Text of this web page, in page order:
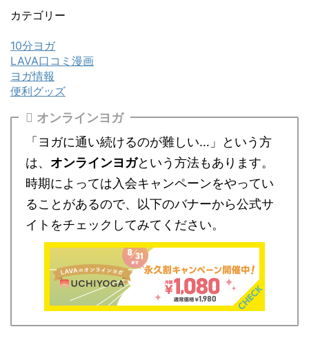
カテゴリー
10分ヨガ
LAVA口コミ漫画
ヨガ情報
便利グッズ
オンラインヨガ
「ヨガに通い続けるのが難しい…」という方
は、 オンラインヨガという方法もあります。
時期によっては入会キャンペーンをやってい
ることがあるので、以下のバナーから公式サ
イトをチェックしてみてください。